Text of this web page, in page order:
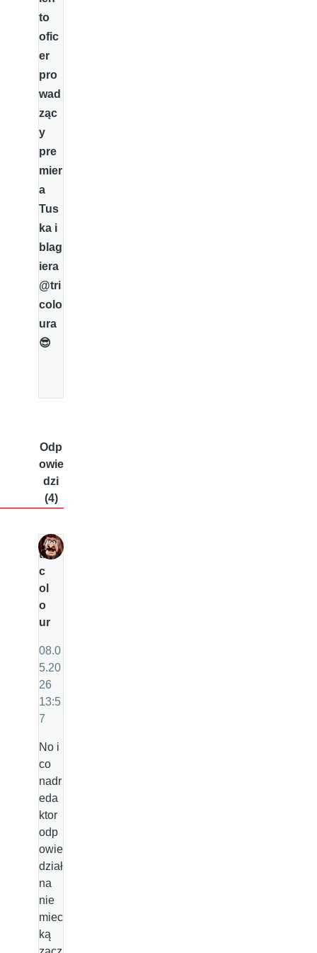
to
ofic
er
pro
wad
ząc
y
pre
mier
a
Tus
ka i
blag
iera
@tri
colo
ura
😎
Odp
owie
dzi
(4)
tri
c
ol
o
ur
08.0
5.20
26
13:5
7
No i
co
nadr
eda
ktor
odp
owie
dział
na
nie
miec
ką